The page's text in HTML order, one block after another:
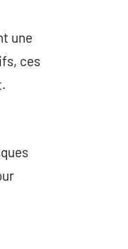
une
ces